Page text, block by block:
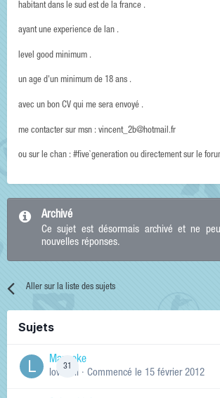
habitant dans le sud est de la france .
ayant une experience de lan .
level good minimum .
un age d'un minimum de 18 ans .
avec un bon CV qui me sera envoyé .
me contacter sur msn : vincent_2b@hotmail.fr
ou sur le chan : #five`generation ou directement sur le
Archivé
Ce sujet est désormais archivé et ne
nouvelles réponses.
Aller sur la liste des sujets
Sujets
31
Manneke
lowskill · Commencé le 15 février 2012